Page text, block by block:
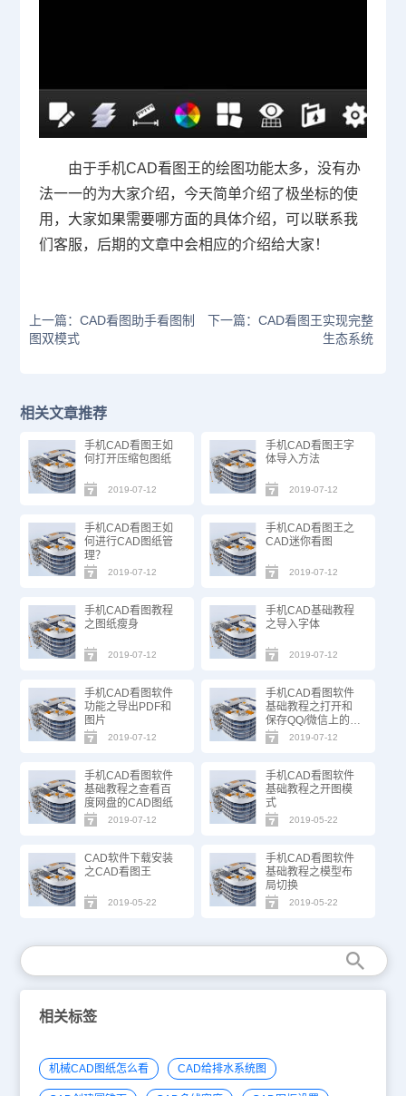
由于手机CAD看图王的绘图功能太多，没有办
法一一的为大家介绍，今天简单介绍了极坐标的使
用，大家如果需要哪方面的具体介绍，可以联系我
们客服，后期的文章中会相应的介绍给大家！
上一篇：CAD看图助手看图制
图双模式
下一篇：CAD看图王实现完整
生态系统
相关文章推荐
手机CAD看图王如
何打开压缩包图纸
2019-07-12
手机CAD看图王字
体导入方法
2019-07-12
手机CAD看图王如
何进行CAD图纸管
理？
2019-07-12
手机CAD看图王之
CAD迷你看图
2019-07-12
手机CAD看图教程
之图纸瘦身
2019-07-12
手机CAD基础教程
之导入字体
2019-07-12
手机CAD看图软件
功能之导出PDF和
图片
2019-07-12
手机CAD看图软件
基础教程之打开和
保存QQ/微信上的图
纸
2019-07-12
手机CAD看图软件
基础教程之查看百
度网盘的CAD图纸
2019-07-12
手机CAD看图软件
基础教程之开图模
式
2019-05-22
CAD软件下载安装
之CAD看图王
2019-05-22
手机CAD看图软件
基础教程之模型布
局切换
2019-05-22
相关标签
机械CAD图纸怎么看 CAD给排水系统图